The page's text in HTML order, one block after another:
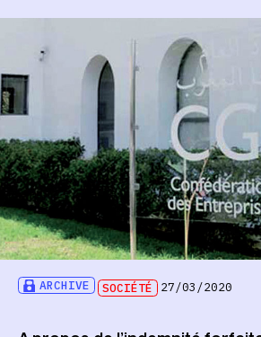
ARCHIVE SOCIÉTÉ 27/03/2020